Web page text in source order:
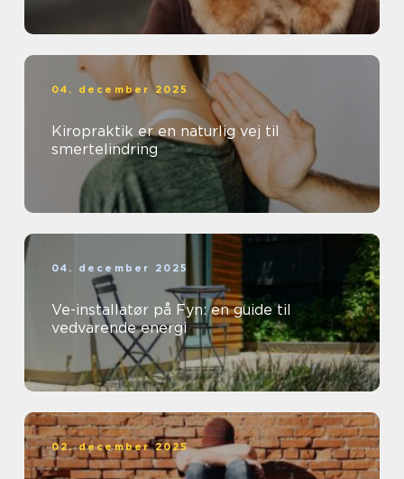
04. december 2025
Kiropraktik er en naturlig vej til
smertelindring
04. december 2025
Ve-installatør på Fyn: en guide til
vedvarende energi
02. december 2025